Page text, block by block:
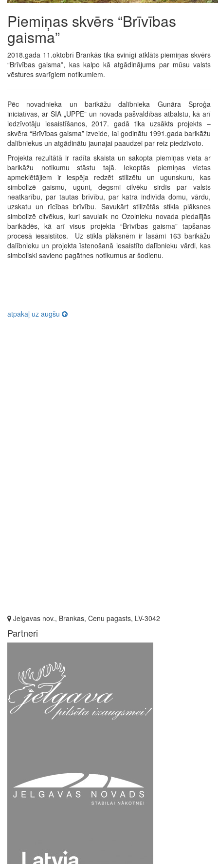
Piemiņas skvērs “Brīvības
gaisma”
2018.gada 11.oktobrī Brankās tika svinīgi atklāts piemiņas skvērs
“Brīvības gaisma”, kas kalpo kā atgādinājums par mūsu valsts
vēstures svarīgiem notikumiem.
Pēc novadnieka un barikāžu dalībnieka Gunāra Sproģa
iniciatīvas, ar SIA „UPPE” un novada pašvaldības atbalstu, kā arī
iedzīvotāju iesaistīšanos, 2017. gadā tika uzsākts projekts –
skvēra “Brīvības gaisma” izveide, lai godinātu 1991.gada barikāžu
dalībniekus un atgādinātu jaunajai paaudzei par reiz piedzīvoto.
Projekta rezultātā ir radīta skaista un sakopta piemiņas vieta ar
barikāžu notikumu stāstu tajā. Iekoptās piemiņas vietas
apmeklētājiem ir iespēja redzēt stilizētu un ugunskuru, kas
simbolizē gaismu, uguni, degsmi cilvēku sirdīs par valsts
neatkarību, par tautas brīvību, par katra indivīda domu, vārdu,
uzskatu un rīcības brīvību. Savukārt stilizētās stikla plāksnes
simbolizē cilvēkus, kuri savulaik no Ozolnieku novada piedalījās
barikādēs, kā arī visus projekta “Brīvības gaisma” tapšanas
procesā iesaistītos. Uz stikla plāksnēm ir lasāmi 163 barikāžu
dalībnieku un projekta īstenošanā iesaistīto dalībnieku vārdi, kas
simboliski savieno pagātnes notikumus ar šodienu.
atpakaļ uz augšu
Jelgavas nov., Brankas, Cenu pagasts, LV-3042
Partneri